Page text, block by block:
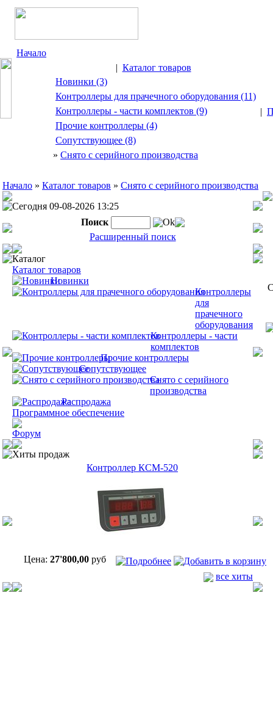
Начало
| Каталог товаров
Новинки (3)
Контроллеры для прачечного оборудования (11)
Контроллеры - части комплектов (9)
Прочие контроллеры (4)
Сопутствующее (8)
» Снято с серийного производства
|
Начало » Каталог товаров » Снято с серийного производства
Сегодня 09-08-2026 13:25
Поиск
Ok
Расширенный поиск
Каталог
Каталог товаров
Новинки
Контроллеры
для
прачечного
оборудования
Контроллеры - части
комплектов
Прочие контроллеры
Сопутствующее
Снято с серийного
производства
Распродажа
Программное обеспечение
Форум
Хиты продаж
Контроллер КСМ-520
Цена: 27'800,00руб
все хиты